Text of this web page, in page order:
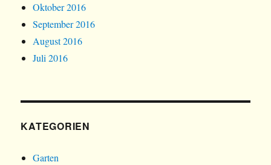
Oktober 2016
September 2016
August 2016
Juli 2016
KATEGORIEN
Garten